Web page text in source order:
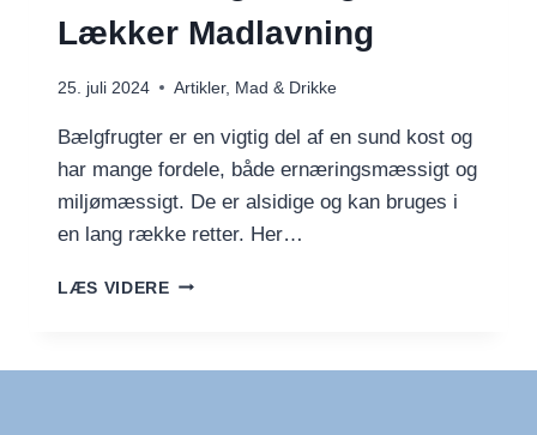
Lækker Madlavning
25. juli 2024 Artikler, Mad & Drikke
Bælgfrugter er en vigtig del af en sund kost og
har mange fordele, både ernæringsmæssigt og
miljømæssigt. De er alsidige og kan bruges i
en lang række retter. Her…
LÆS VIDEREBÆLGFRUGTER: